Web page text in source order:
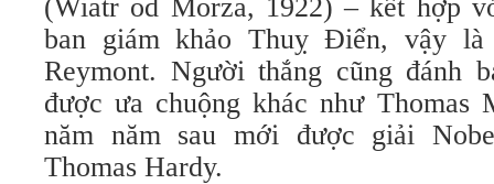
(Wiatr od Morza, 1922) – kết hợp
ban giám khảo Thuỵ Điển, vậy là
Reymont. Người thắng cũng đánh
được ưa chuộng khác như Thomas
năm năm sau mới được giải
Thomas Hardy.